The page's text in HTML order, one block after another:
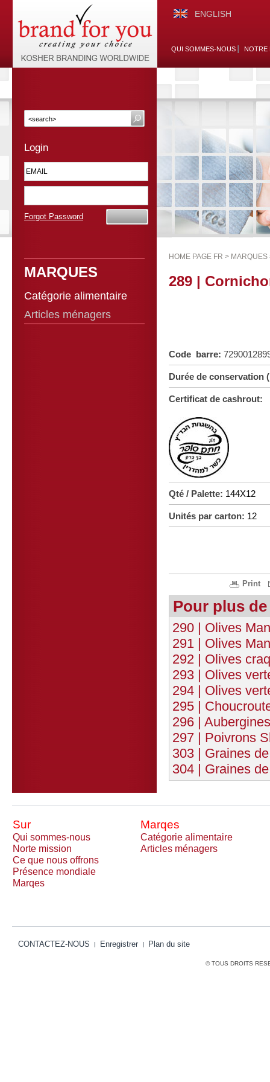
ENGLISH
QUI SOMMES-NOUS NOTRE
Login
Forgot Password
MARQUES
Catégorie alimentaire
Articles ménagers
HOME PAGE FR > MARQUES
289 |
Code barre:
Durée de
Certificat de cashrout:
Qté / Palette: 144X12
Unités par carton: 12
Print
Pour plus
290 | Olives
291 | Olives
292 | Olives
293 | Olives
294 | Olives
295 |
296 |
297 | Poivrons
303 | Graines
304 | Graines
Sur Marqes
Qui sommes-nous
Catégorie alimentaire
Norte mission
Articles ménagers
Ce que nous offrons
Présence mondiale
Marqes
CONTACTEZ-NOUS Enregistrer Plan du site
© TOUS DROITS